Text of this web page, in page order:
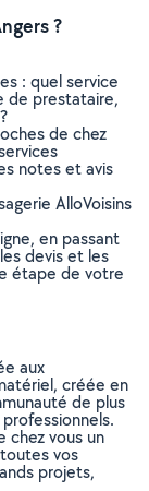
?
: quel service
de prestataire,
de chez
notes et avis
AlloVoisins
en passant
devis et les
étape de votre
aux
créée en
de plus
chez vous un
vos
projets,